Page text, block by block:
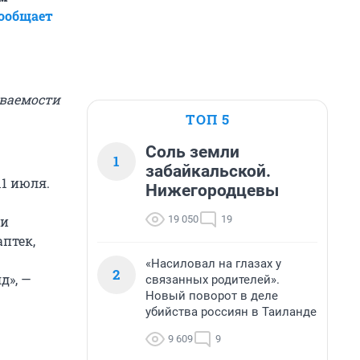
июля.
—
ТОП 5
1
Соль земли
забайкальской.
Нижегородцевы
19 050 19
2
«Насиловал на глазах у
связанных родителей».
Новый поворот в деле
убийства россиян в Таиланде
9 609 9